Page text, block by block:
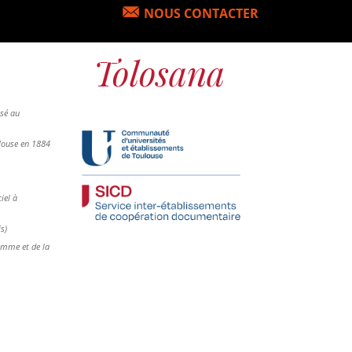
NOUS CONTACTER
au
en 1884
à
et de la